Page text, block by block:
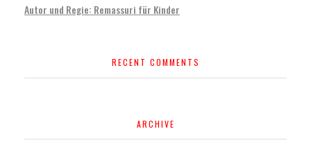
Autor und Regie: Remassuri für Kinder
RECENT COMMENTS
ARCHIVE